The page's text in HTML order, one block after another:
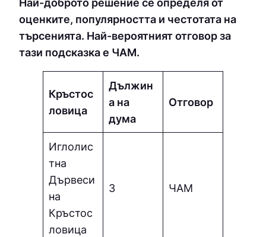
оценките, популярността и честотата на
търсенията. Най-вероятният отговор за
тази подсказка е ЧAМ.
Кръстос
ловица
Дължин
а на
дума
Отговор
Иглолис
тна
Дървеси
на
Кръстос
ловица
3 ЧAМ